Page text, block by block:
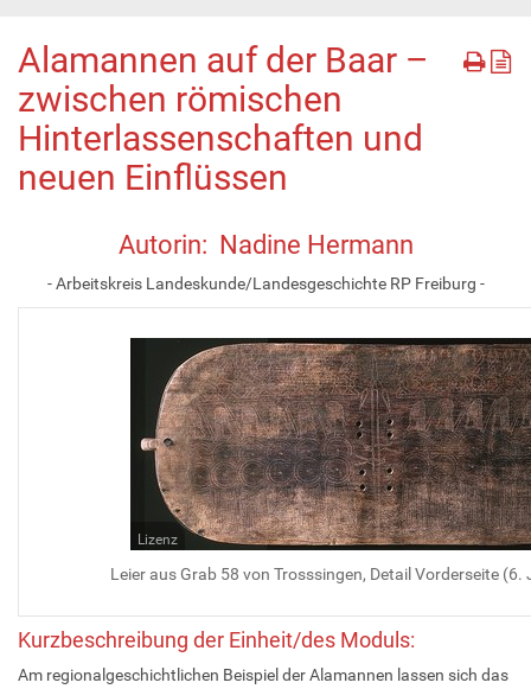
Alamannen auf der Baar –
zwischen römischen
Hinterlassenschaften und
neuen Einflüssen
Autorin: Nadine Hermann
- Arbeitskreis Landeskunde/Landesgeschichte RP Freiburg -
Lizenz
Leier aus Grab 58 von Trosssingen, Detail Vorderseite
Kurzbeschreibung der Einheit/des Moduls:
Am regionalgeschichtlichen Beispiel der Alamannen lassen sich das